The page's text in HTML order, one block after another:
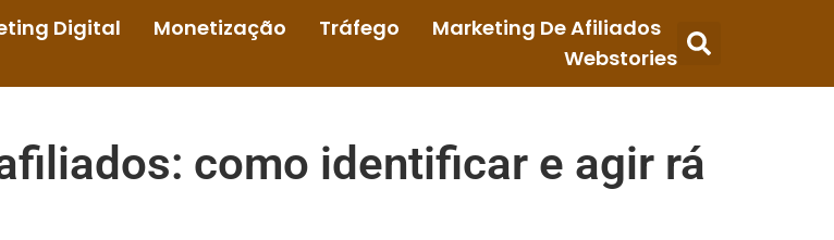
Digital Monetização Tráfego
Marketing De Afiliados
Webstories
como identificar e agir rá